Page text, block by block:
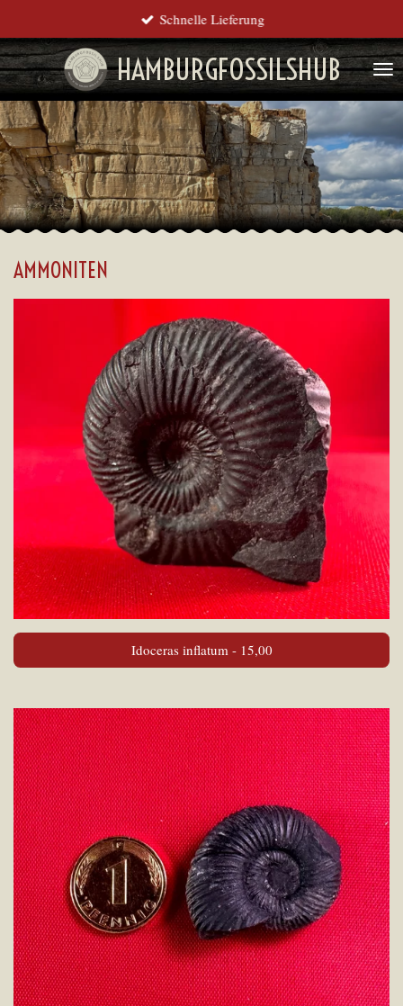
Hauptinhalt
springen
HAMBURGFOSSILSHUB
Schnelle Lieferung
AMMONITEN
Idoceras inflatum - 15,00